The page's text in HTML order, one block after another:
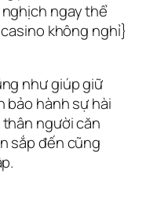
ngay thể
không nghỉ}
như giúp giữ
bảo hành sự hài
người căn
sắp đến cũng